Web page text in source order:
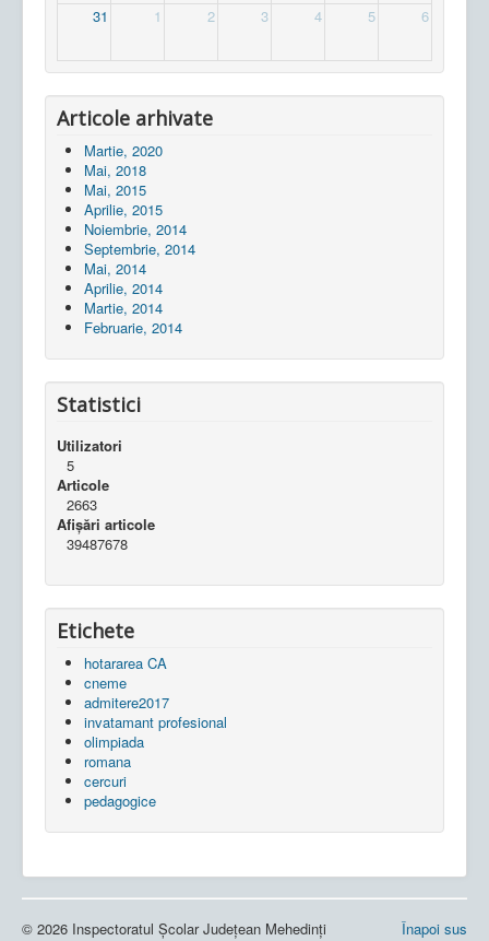
31 1 2 3 4 5 6
Articole arhivate
Martie, 2020
Mai, 2018
Mai, 2015
Aprilie, 2015
Noiembrie, 2014
Septembrie, 2014
Mai, 2014
Aprilie, 2014
Martie, 2014
Februarie, 2014
Statistici
Utilizatori
5
Articole
2663
Afișări articole
39487678
Etichete
hotararea CA
cneme
admitere2017
invatamant profesional
olimpiada
romana
cercuri
pedagogice
Înapoi sus
© 2026 Inspectoratul Școlar Județean Mehedinți